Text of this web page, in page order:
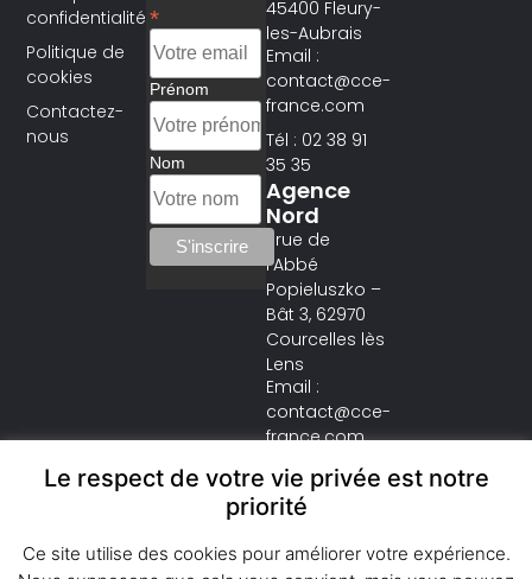
confidentialité
Politique de
cookies
Contactez-
nous
45400 Fleury-
les-Aubrais
Email :
contact@cce-
france.com
Tél : 02 38 91
35 35
Agence
Nord
1 rue de
l’Abbé
Popieluszko –
Bât 3, 62970
Courcelles lès
Lens
Email :
contact@cce-
france.com
Tél : 03 21 37 18
37
*
Prénom
Nom
Le respect de votre vie privée est notre
priorité
Ce site utilise des cookies pour améliorer votre expérience.